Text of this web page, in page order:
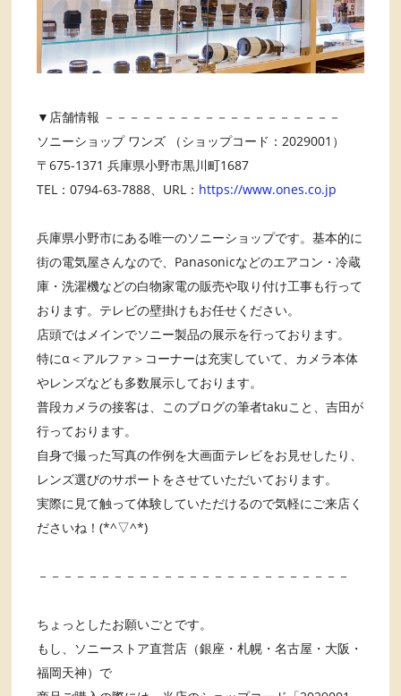
▼店舗情報 －－－－－－－－－－－－－－－－－－－
ソニーショップ ワンズ （ショップコード：2029001）
〒675-1371 兵庫県小野市黒川町1687
TEL：0794-63-7888、URL： https://www.ones.co.jp
兵庫県小野市にある唯一のソニーショップです。基本的に
街の電気屋さんなので、Panasonicなどのエアコン・冷蔵
庫・洗濯機などの白物家電の販売や取り付け工事も行って
おります。テレビの壁掛けもお任せください。
店頭ではメインでソニー製品の展示を行っております。
特にα＜アルファ＞コーナーは充実していて、カメラ本体
やレンズなども多数展示しております。
普段カメラの接客は、このブログの筆者takuこと、吉田が
行っております。
自身で撮った写真の作例を大画面テレビをお見せしたり、
レンズ選びのサポートをさせていただいております。
実際に見て触って体験していただけるので気軽にご来店く
ださいね！(*^▽^*)
－－－－－－－－－－－－－－－－－－－－－－－－－
ちょっとしたお願いごとです。
もし、ソニーストア直営店（銀座・札幌・名古屋・大阪・
福岡天神）で